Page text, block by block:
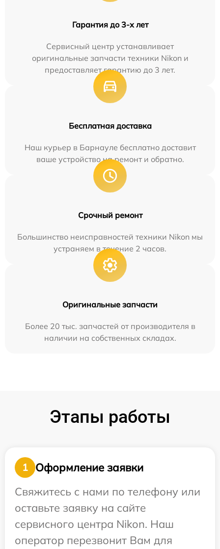
Гарантия до 3-х лет
Сервисный центр устанавливает
оригинальные запчасти техники Nikon и
предоставляет гарантию до 3 лет.
Бесплатная доставка
Наш курьер в Барнауле бесплатно доставит
ваше устройство на ремонт и обратно.
Срочный ремонт
Большинство неисправностей техники Nikon мы
устраняем в течение 2 часов.
Оригинальные запчасти
Более 20 тыс. запчастей от производителя в
наличии на собственных складах.
Этапы работы
1
Оформление заявки
Свяжитесь с нами по телефону или
оставьте заявку на сайте
сервисного центра Nikon. Наш
оператор перезвонит Вам для